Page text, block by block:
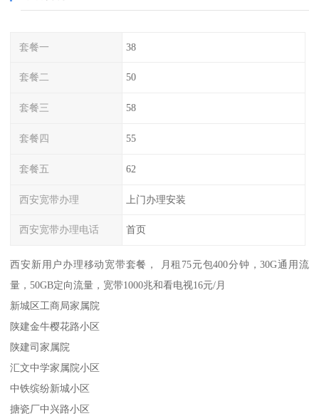
套餐一 38
套餐二 50
套餐三 58
套餐四 55
套餐五 62
西安宽带办理 上门办理安装
西安宽带办理电话 首页
西安新用户办理移动宽带套餐， 月租75元包400分钟，30G通用流
量，50GB定向流量，宽带1000兆和看电视16元/月
新城区工商局家属院
陕建金牛樱花路小区
陕建司家属院
汇文中学家属院小区
中铁缤纷新城小区
搪瓷厂中兴路小区